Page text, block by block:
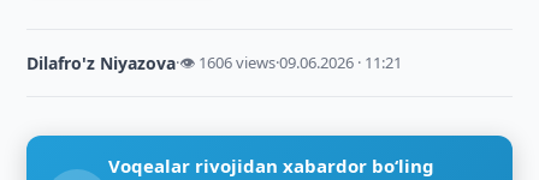
Dilafro'z Niyazova·👁 1606 views·09.06.2026 · 11:21
Voqealar rivojidan xabardor bo‘ling